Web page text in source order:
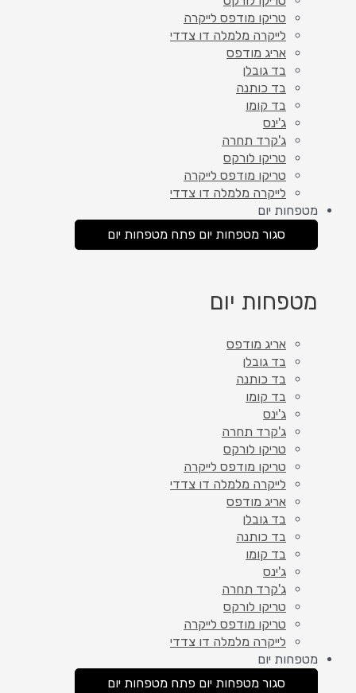
טריקו מודפס לייקרה
לייקרה מלמלה דו צדדי
אריג מודפס
בד גובלן
בד כותנה
בד קומו
ג'ינס
ג'קרד תחרה
טריקו לורקס
טריקו מודפס לייקרה
לייקרה מלמלה דו צדדי
מטפחות יום
סגור מטפחות יום פתח מטפחות יום
מטפחות יום
אריג מודפס
בד גובלן
בד כותנה
בד קומו
ג'ינס
ג'קרד תחרה
טריקו לורקס
טריקו מודפס לייקרה
לייקרה מלמלה דו צדדי
אריג מודפס
בד גובלן
בד כותנה
בד קומו
ג'ינס
ג'קרד תחרה
טריקו לורקס
טריקו מודפס לייקרה
לייקרה מלמלה דו צדדי
מטפחות יום
סגור מטפחות יום פתח מטפחות יום